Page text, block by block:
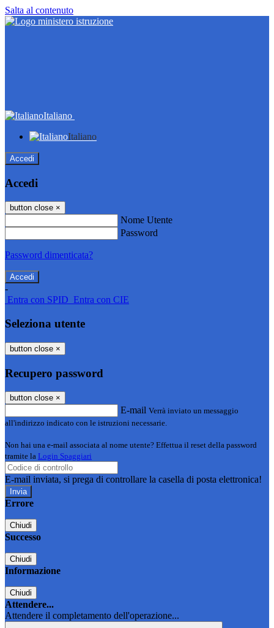
Salta al contenuto
Italiano
Italiano
Accedi
Accedi
button close ×
Nome Utente
Password
Password dimenticata?
-
Entra con SPID Entra con CIE
Seleziona utente
button close ×
Recupero password
button close ×
E-mail Verrà inviato un messaggio
all'indirizzo indicato con le istruzioni necessarie.
Non hai una e-mail associata al nome utente? Effettua il reset della password
tramite la Login Spaggiari
E-mail inviata, si prega di controllare la casella di posta elettronica!
Errore
Chiudi
Successo
Chiudi
Informazione
Chiudi
Attendere...
Attendere il completamento dell'operazione...